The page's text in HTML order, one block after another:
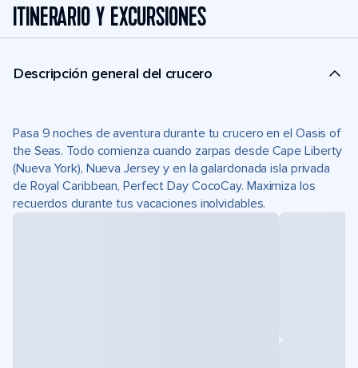
ITINERARIO Y EXCURSIONES
Descripción general del crucero
Pasa 9 noches de aventura durante tu crucero en el Oasis of
the Seas. Todo comienza cuando zarpas desde Cape Liberty
(Nueva York), Nueva Jersey y en la galardonada isla privada
de Royal Caribbean, Perfect Day CocoCay. Maximiza los
recuerdos durante tus vacaciones inolvidables.